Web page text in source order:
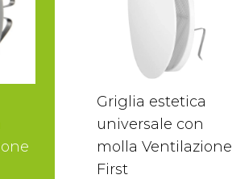
Griglia estetica
universale con
molla Ventilazione
First